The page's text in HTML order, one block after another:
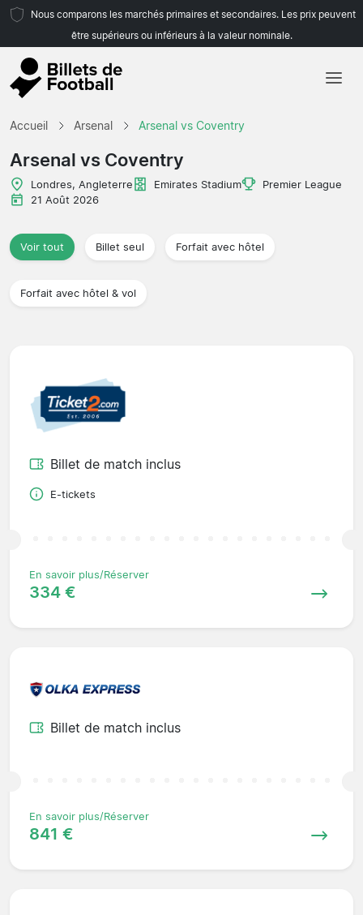
Nous comparons les marchés primaires et secondaires. Les prix peuvent
être supérieurs ou inférieurs à la valeur nominale.
Championnats
Accueil Arsenal Arsenal vs Coventry
Arsenal vs Coventry
Londres, Angleterre Emirates Stadium
Premier League
21 Août 2026
Voir tout Billet seul Forfait avec hôtel
Forfait avec hôtel & vol
Billet de match inclus
E-tickets
En savoir plus/Réserver
334 €
Billet de match inclus
En savoir plus/Réserver
841 €